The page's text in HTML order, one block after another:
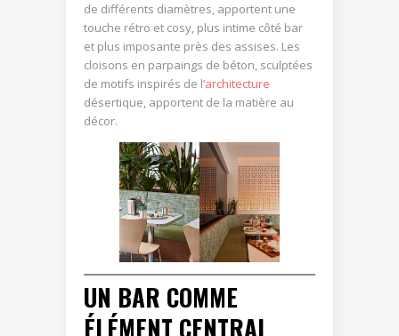
de différents diamètres, apportent une
touche rétro et cosy, plus intime côté bar
et plus imposante près des assises. Les
cloisons en parpaings de béton, sculptées
de motifs inspirés de l’architecture
désertique, apportent de la matière au
décor.
UN BAR COMME
ÉLÉMENT CENTRAL